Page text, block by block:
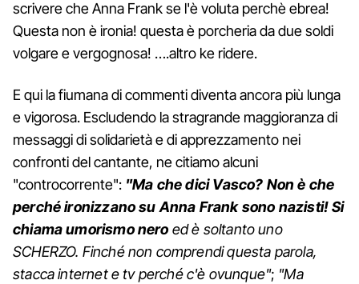
scrivere che Anna Frank se l'è voluta perchè ebrea!
Questa non è ironia! questa è porcheria da due soldi
volgare e vergognosa! ….altro ke ridere.
E qui la fiumana di commenti diventa ancora più lunga
e vigorosa. Escludendo la stragrande maggioranza di
messaggi di solidarietà e di apprezzamento nei
confronti del cantante, ne citiamo alcuni
"controcorrente": "Ma che dici Vasco? Non è che
perché ironizzano su Anna Frank sono nazisti! Si
chiama umorismo nero ed è soltanto uno
SCHERZO. Finché non comprendi questa parola,
stacca internet e tv perché c'è ovunque"; "Ma